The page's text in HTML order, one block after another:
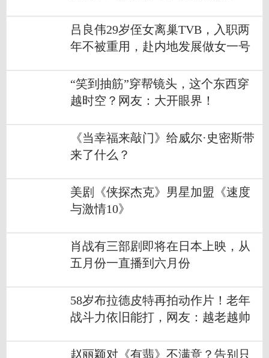
吕良伟29岁侄女离巢TVB，入职两
年不被重用，赴内地发展做女一号
“笑到抽筋”穿帮镜头，这个东西穿
越时空？网友：大开眼界！
《当幸福来敲门》给威尔·史密斯带
来了什么？
美剧《侠探杰克》男星加盟《速度
与激情10》
肖战有三部剧即将在日本上映，从
五月份一直播到六月份
58岁布拉德皮特再拍动作片！老年
战斗力依旧能打，网友：越老越帅
赵丽颖对《有翡》不满意？告别只